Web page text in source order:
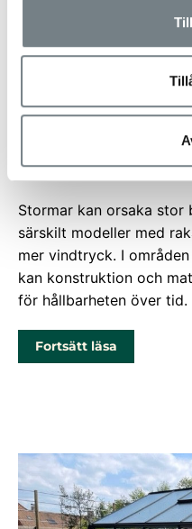
Växthus som
Stormar kan orsaka stor
särskilt modeller med
mer vindtryck. I
kan konstruktion och
för hållbarheten över tid.
Fortsätt läsa